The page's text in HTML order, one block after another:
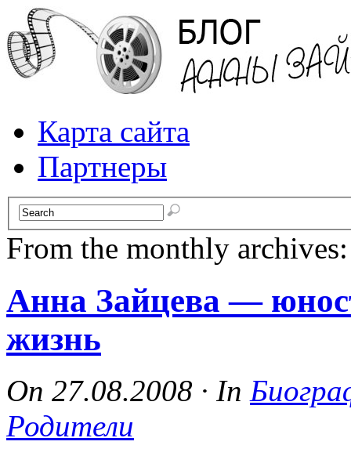
Карта сайта
Партнеры
From the monthly
Анна Зайцева —
жизнь
On 27.08.2008 · In
Родители